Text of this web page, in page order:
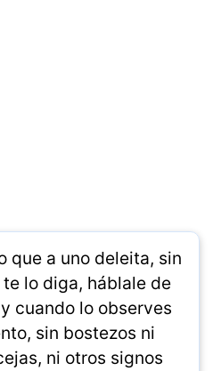
que a uno deleita, sin
lo diga, háblale de
cuando lo observes
sin bostezos ni
ni otros signos